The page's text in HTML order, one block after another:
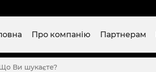
Про компанію Партнерам